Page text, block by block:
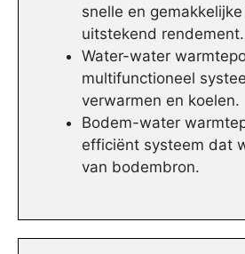
snelle en
uitstekend rendement.
Water-water
multifunctioneel
verwarmen en koelen.
Bodem-water
efficiënt systeem dat
van bodembron.